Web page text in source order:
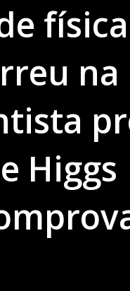
física
na
Higgs